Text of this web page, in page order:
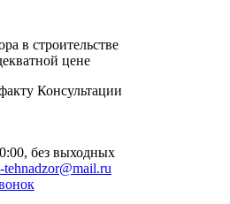
в строительстве
цене
Консультации
без выходных
tehnadzor@mail.ru